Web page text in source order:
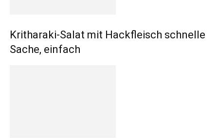
Kritharaki-Salat mit Hackfleisch schnelle
Sache, einfach